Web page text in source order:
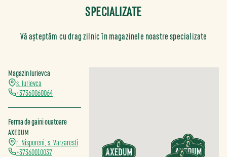
SPECIALIZATE
Vă așteptăm cu drag zilnic în magazinele noastre specializate
Magazin Iurievca
s. Iurievca
+37360060064
Ferma de gaini ouatoare
AXEDUM
r. Nisporeni, s. Varzaresti
+37360010037